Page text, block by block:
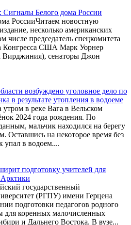
Сигналы Белого дома России
РоссииЧитаем новостную
несколько американских
числе председатель спецкомитета
Конгресса США Марк Уорнер
Вирджиния), сенаторы Джон
возбуждено уголовное дело по
в результате утопления в водоеме
утром в реке Вага в Вельском
2024 года рождения. По
мальчик находился на берегу
Оставшись на некоторое время без
упал в водоем....
подготовку учителей для
государственный
(РГПУ) имени Герцена
подготовки педагогов родного
для коренных малочисленных
и Дальнего Востока. В вузе...